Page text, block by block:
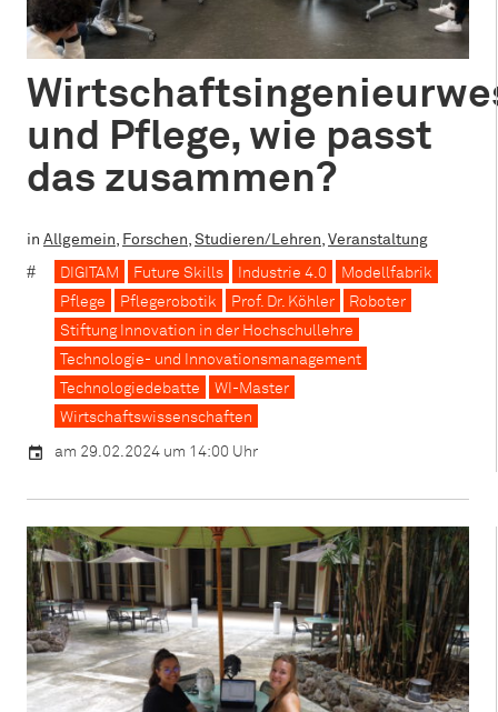
und Pflege, wie passt
das zusammen?
in Allgemein, Forschen, Studieren/Lehren, Veranstaltung
DIGITAM Future Skills Industrie 4.0
Modellfabrik
Pflege
Pflegerobotik Prof. Dr. Köhler
Roboter
Stiftung Innovation in der Hochschullehre
Technologie- und Innovationsmanagement
Technologiedebatte
WI-Master
Wirtschaftswissenschaften
am 29.02.2024 um 14:00 Uhr